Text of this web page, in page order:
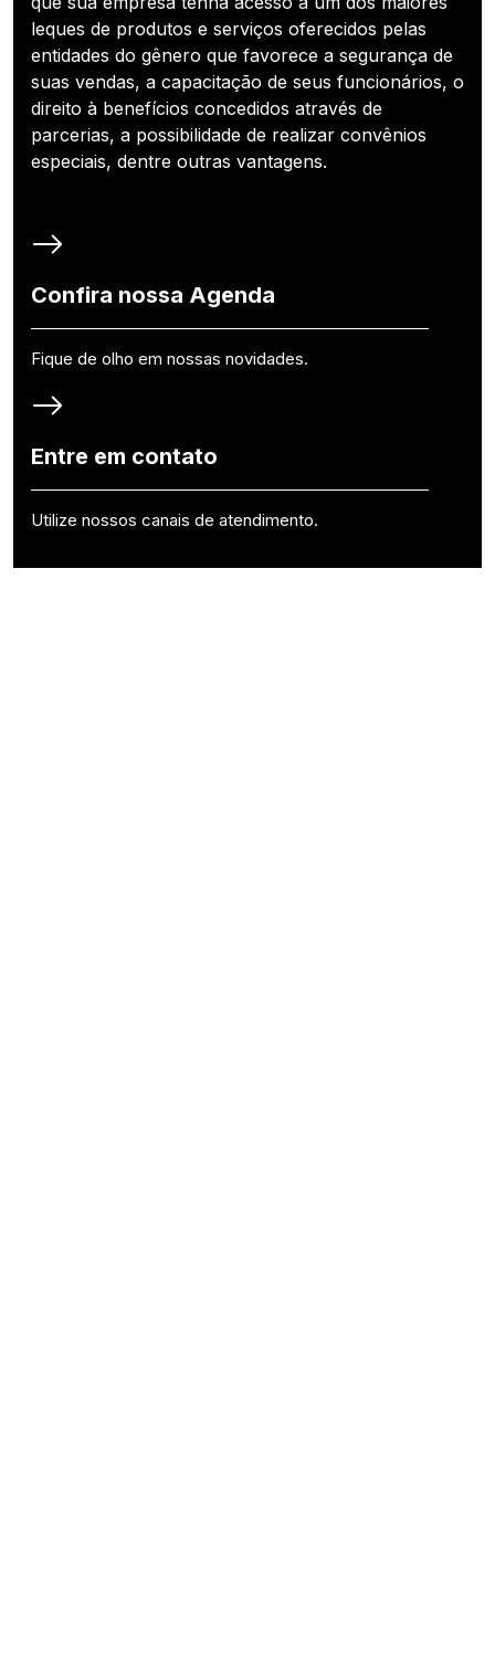
leques de produtos e serviços oferecidos pelas
entidades do gênero que favorece a segurança de
suas vendas, a capacitação de seus funcionários, o
direito à benefícios concedidos através de
parcerias, a possibilidade de realizar convênios
especiais, dentre outras vantagens.
Confira nossa Agenda
Fique de olho em nossas novidades.
Entre em contato
Utilize nossos canais de atendimento.